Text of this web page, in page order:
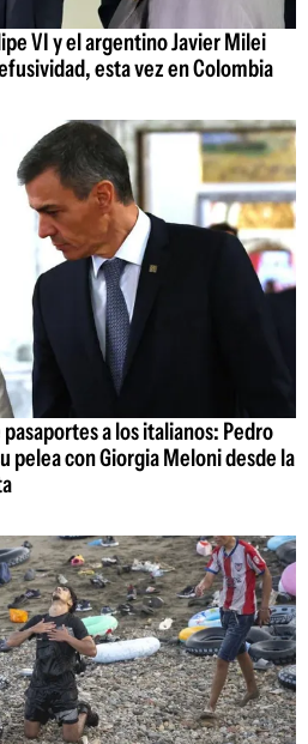
VI y el argentino Javier Milei
esta vez en Colombia
a los italianos: Pedro
pelea con Giorgia Meloni desde la